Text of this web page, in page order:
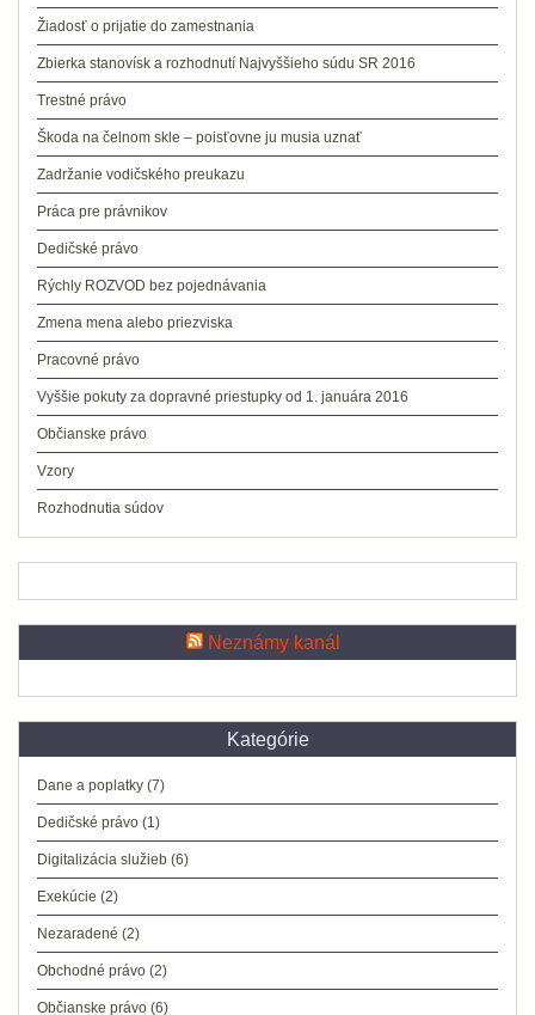
Žiadosť o prijatie do zamestnania
Zbierka stanovísk a rozhodnutí Najvyššieho súdu SR 2016
Trestné právo
Škoda na čelnom skle – poisťovne ju musia uznať
Zadržanie vodičského preukazu
Práca pre právnikov
Dedičské právo
Rýchly ROZVOD bez pojednávania
Zmena mena alebo priezviska
Pracovné právo
Vyššie pokuty za dopravné priestupky od 1. januára 2016
Občianske právo
Vzory
Rozhodnutia súdov
Neznámy kanál
Kategórie
Dane a poplatky (7)
Dedičské právo (1)
Digitalizácia služieb (6)
Exekúcie (2)
Nezaradené (2)
Obchodné právo (2)
Občianske právo (6)